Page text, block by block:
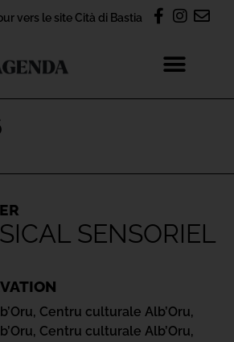
vers le site Cità di Bastia
SENSORIEL
Centru culturale Alb’Oru,
Centru culturale Alb’Oru,